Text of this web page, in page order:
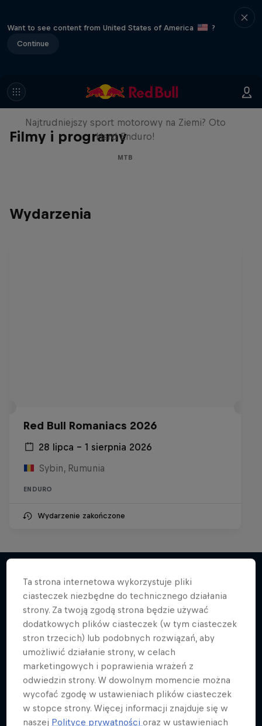
Want to see content from United States of America
?
Continue
Filmy i programy
Hard Enduro 2025:
Najtrudniejszy sezon w historii?
Najtrudniejszy sport motorowy na Ziemi? Oto
Hard Enduro!
MTB
Wydarzenia
Red Bull Romaniacs 2026
28 lipca – 1 sierpnia 2026
Sybin, Rumunia
ENDURO
Wydarzenie zakończone
Więcej podobnych
Ta strona internetowa wykorzystuje pliki
ciasteczek niezbędne do technicznego działania
strony. Za twoją zgodą strona będzie używać
dodatkowych plików ciasteczek (w tym ciasteczek
stron trzecich) lub podobnych rozwiązań, aby
umożliwić działanie strony, w celach
marketingowych i poprawienia wrażeń z
odwiedzin strony. W dowolnym momencie można
wycofać zgodę w ustawieniach plików ciasteczek
w stopce strony. Więcej informacji znajduje się w
naszej Polityce prywatnościoraz w ustawieniach